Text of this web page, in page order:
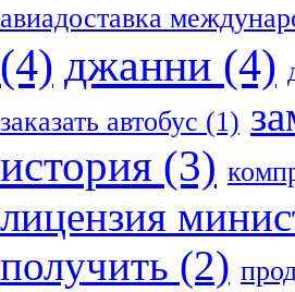
авиадоставка
(4) джанни (4)
заказать автобус (1)
история (3)
лицензия
получить (2)